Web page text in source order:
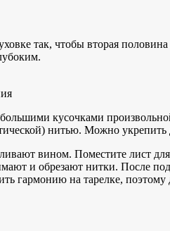
так, чтобы вторая
кусочками
нитью. Можно
вином. Поместите лист
и обрезают нитки. После
гармонию на тарелке, поэтому